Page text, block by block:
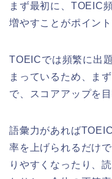
まず最初に、TOEIC
増やすことがポイン
TOEICでは頻繁に出
まっているため、ま
で、スコアアップを
語彙力があれば
率を上げられるだけ
りやすくなったり、